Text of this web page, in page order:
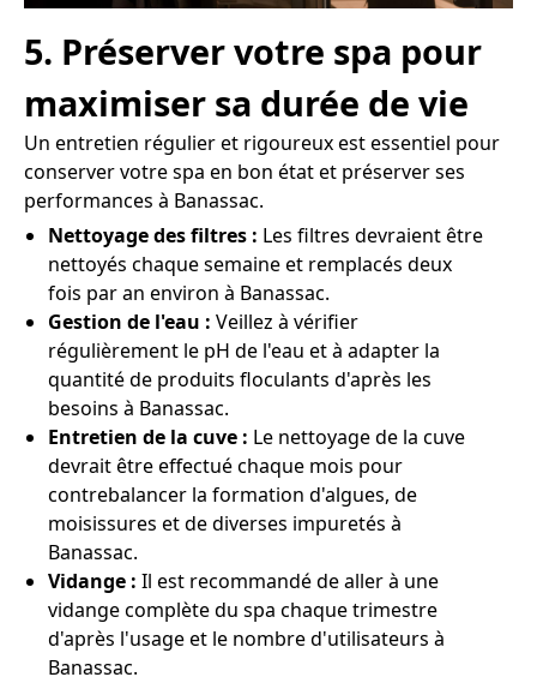
5. Préserver votre spa pour
maximiser sa durée de vie
Un entretien régulier et rigoureux est essentiel pour
conserver votre spa en bon état et préserver ses
performances à Banassac.
Nettoyage des filtres : Les filtres devraient être
nettoyés chaque semaine et remplacés deux
fois par an environ à Banassac.
Gestion de l'eau : Veillez à vérifier
régulièrement le pH de l'eau et à adapter la
quantité de produits floculants d'après les
besoins à Banassac.
Entretien de la cuve : Le nettoyage de la cuve
devrait être effectué chaque mois pour
contrebalancer la formation d'algues, de
moisissures et de diverses impuretés à
Banassac.
Vidange : Il est recommandé de aller à une
vidange complète du spa chaque trimestre
d'après l'usage et le nombre d'utilisateurs à
Banassac.